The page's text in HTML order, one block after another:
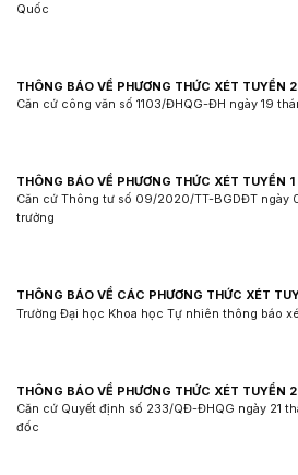
Quốc
THÔNG BÁO VỀ PHƯƠNG THỨC XÉT TUYỂN
Căn cứ công văn số 1103/ĐHQG-ĐH ngày 19
THÔNG BÁO VỀ PHƯƠNG THỨC XÉT TUYỂN
Căn cứ Thông tư số 09/2020/TT-BGDĐT ngày
trưởng
THÔNG BÁO VỀ CÁC PHƯƠNG THỨC XÉT
Trường Đại học Khoa học Tự nhiên thông báo
THÔNG BÁO VỀ PHƯƠNG THỨC XÉT TUYỂN
Căn cứ Quyết định số 233/QĐ-ĐHQG ngày 21
đốc